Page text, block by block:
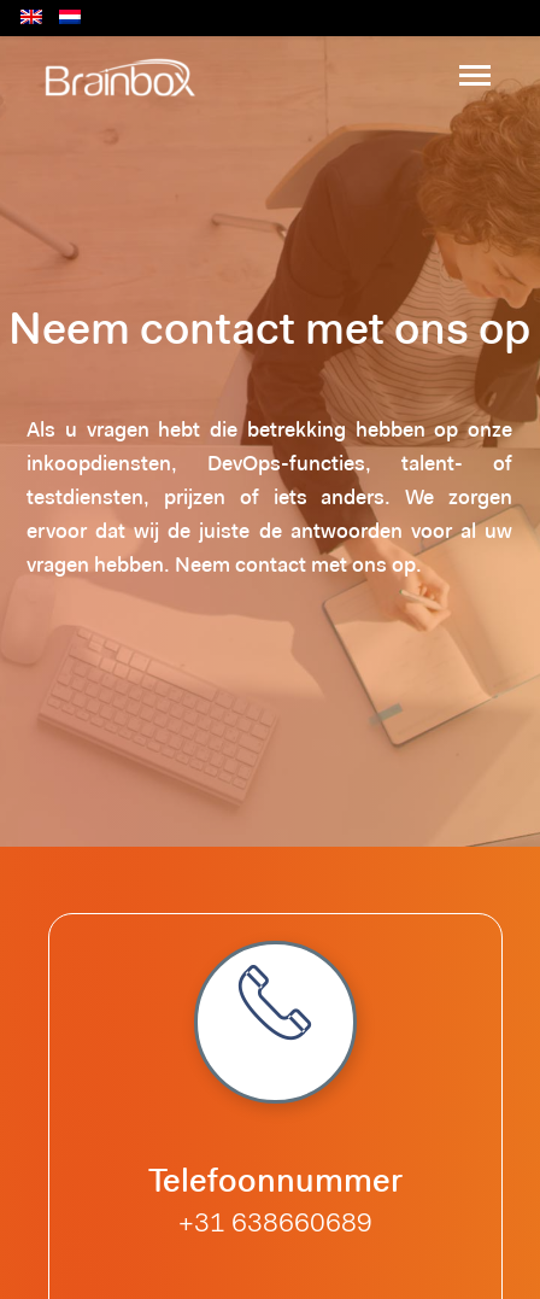
Neem contact met ons op
Als u vragen hebt die betrekking hebben op onze
inkoopdiensten, DevOps-functies, talent- of
testdiensten, prijzen of iets anders. We zorgen
ervoor dat wij de juiste de antwoorden voor al uw
vragen hebben. Neem contact met ons op.
Telefoonnummer
+31 638660689